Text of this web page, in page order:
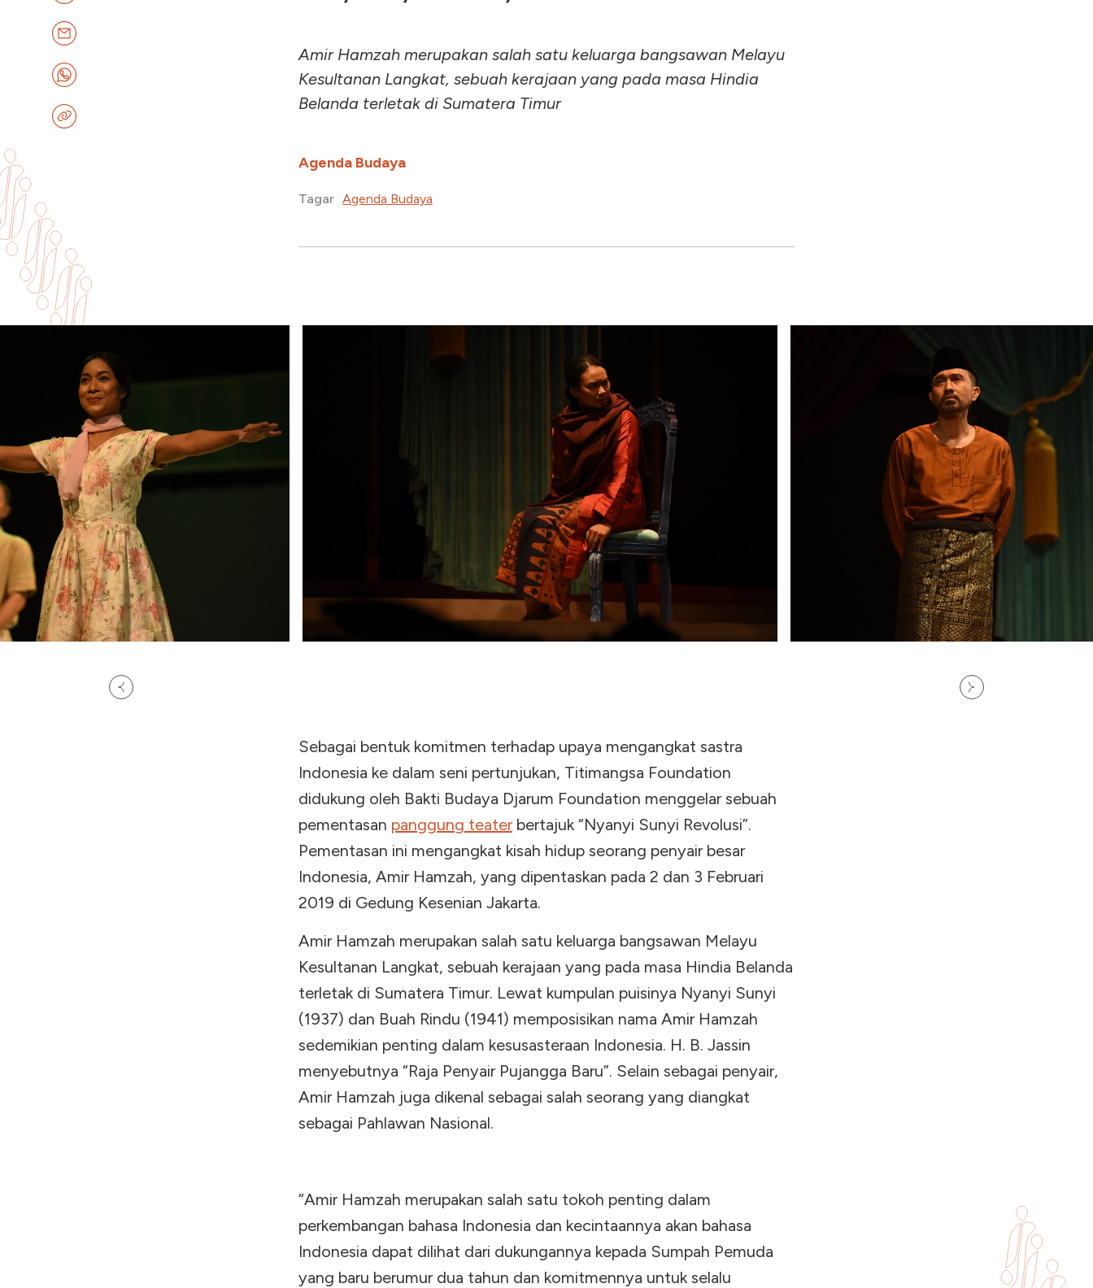
Amir Hamzah merupakan salah satu keluarga bangsawan Melayu
Kesultanan Langkat, sebuah kerajaan yang pada masa Hindia
Belanda terletak di Sumatera Timur
Agenda Budaya
Tagar Agenda Budaya
Sebagai bentuk komitmen terhadap upaya mengangkat sastra
Indonesia ke dalam seni pertunjukan, Titimangsa Foundation
didukung oleh Bakti Budaya Djarum Foundation menggelar sebuah
pementasan panggung teaterbertajuk “Nyanyi Sunyi Revolusi”.
Pementasan ini mengangkat kisah hidup seorang penyair besar
Indonesia, Amir Hamzah, yang dipentaskan pada 2 dan 3 Februari
2019 di Gedung Kesenian Jakarta.
Amir Hamzah merupakan salah satu keluarga bangsawan Melayu
Kesultanan Langkat, sebuah kerajaan yang pada masa Hindia Belanda
terletak di Sumatera Timur. Lewat kumpulan puisinya Nyanyi Sunyi
(1937) dan Buah Rindu (1941) memposisikan nama Amir Hamzah
sedemikian penting dalam kesusasteraan Indonesia. H. B. Jassin
menyebutnya “Raja Penyair Pujangga Baru”. Selain sebagai penyair,
Amir Hamzah juga dikenal sebagai salah seorang yang diangkat
sebagai Pahlawan Nasional.
“Amir Hamzah merupakan salah satu tokoh penting dalam
perkembangan bahasa Indonesia dan kecintaannya akan bahasa
Indonesia dapat dilihat dari dukungannya kepada Sumpah Pemuda
yang baru berumur dua tahun dan komitmennya untuk selalu